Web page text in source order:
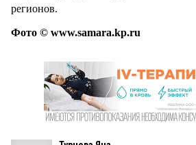
регионов.
Фото © www.samara.kp.ru